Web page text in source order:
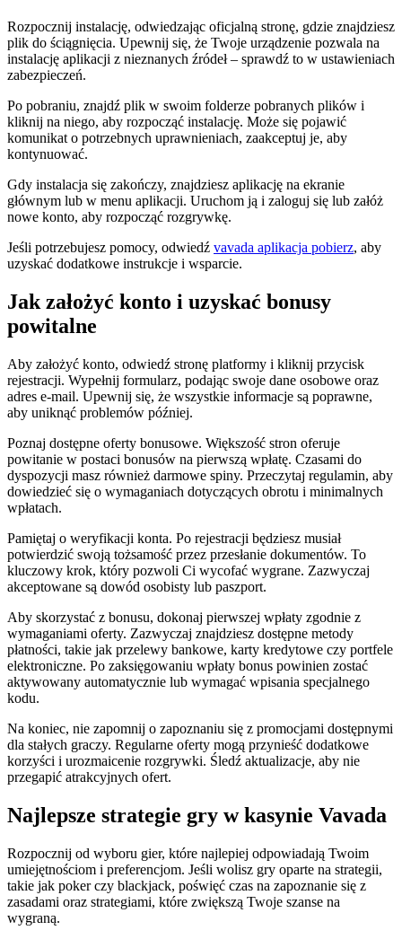
Rozpocznij instalację, odwiedzając oficjalną stronę, gdzie znajdziesz
plik do ściągnięcia. Upewnij się, że Twoje urządzenie pozwala na
instalację aplikacji z nieznanych źródeł – sprawdź to w ustawieniach
zabezpieczeń.
Po pobraniu, znajdź plik w swoim folderze pobranych plików i
kliknij na niego, aby rozpocząć instalację. Może się pojawić
komunikat o potrzebnych uprawnieniach, zaakceptuj je, aby
kontynuować.
Gdy instalacja się zakończy, znajdziesz aplikację na ekranie
głównym lub w menu aplikacji. Uruchom ją i zaloguj się lub załóż
nowe konto, aby rozpocząć rozgrywkę.
Jeśli potrzebujesz pomocy, odwiedź vavada aplikacja pobierz, aby
uzyskać dodatkowe instrukcje i wsparcie.
Jak założyć konto i uzyskać bonusy
powitalne
Aby założyć konto, odwiedź stronę platformy i kliknij przycisk
rejestracji. Wypełnij formularz, podając swoje dane osobowe oraz
adres e-mail. Upewnij się, że wszystkie informacje są poprawne,
aby uniknąć problemów później.
Poznaj dostępne oferty bonusowe. Większość stron oferuje
powitanie w postaci bonusów na pierwszą wpłatę. Czasami do
dyspozycji masz również darmowe spiny. Przeczytaj regulamin, aby
dowiedzieć się o wymaganiach dotyczących obrotu i minimalnych
wpłatach.
Pamiętaj o weryfikacji konta. Po rejestracji będziesz musiał
potwierdzić swoją tożsamość przez przesłanie dokumentów. To
kluczowy krok, który pozwoli Ci wycofać wygrane. Zazwyczaj
akceptowane są dowód osobisty lub paszport.
Aby skorzystać z bonusu, dokonaj pierwszej wpłaty zgodnie z
wymaganiami oferty. Zazwyczaj znajdziesz dostępne metody
płatności, takie jak przelewy bankowe, karty kredytowe czy portfele
elektroniczne. Po zaksięgowaniu wpłaty bonus powinien zostać
aktywowany automatycznie lub wymagać wpisania specjalnego
kodu.
Na koniec, nie zapomnij o zapoznaniu się z promocjami dostępnymi
dla stałych graczy. Regularne oferty mogą przynieść dodatkowe
korzyści i urozmaicenie rozgrywki. Śledź aktualizacje, aby nie
przegapić atrakcyjnych ofert.
Najlepsze strategie gry w kasynie Vavada
Rozpocznij od wyboru gier, które najlepiej odpowiadają Twoim
umiejętnościom i preferencjom. Jeśli wolisz gry oparte na strategii,
takie jak poker czy blackjack, poświęć czas na zapoznanie się z
zasadami oraz strategiami, które zwiększą Twoje szanse na
wygraną.